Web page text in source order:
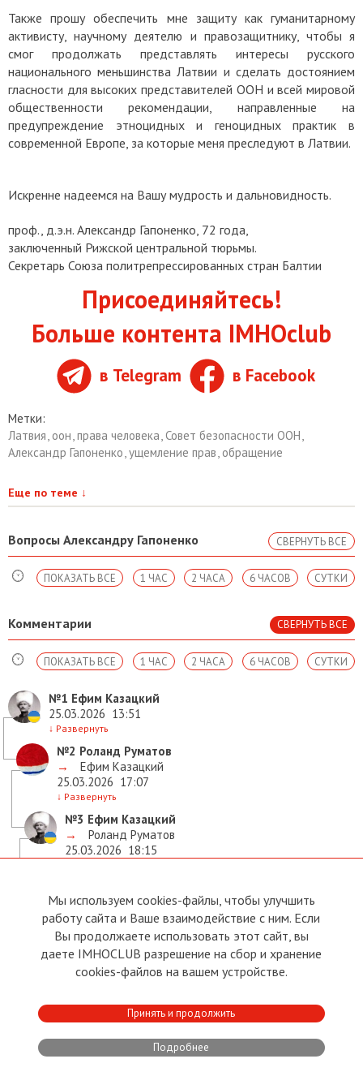
Также прошу обеспечить мне защиту как гуманитарному
активисту, научному деятелю и правозащитнику, чтобы я
смог продолжать представлять интересы русского
национального меньшинства Латвии и сделать достоянием
гласности для высоких представителей ООН и всей мировой
общественности рекомендации, направленные на
предупреждение этноцидных и геноцидных практик в
современной Европе, за которые меня преследуют в Латвии.
Искренне надеемся на Вашу мудрость и дальновидность.
проф., д.э.н. Александр Гапоненко, 72 года,
заключенный Рижской центральной тюрьмы.
Секретарь Союза политрепрессированных стран Балтии
Присоединяйтесь!
Больше контента IMHOclub
в Telegram в Facebook
Метки:
Латвия, оон,права человека,Совет безопасности ООН,
Александр Гапоненко,ущемление прав, обращение
Еще по теме ↓
Вопросы Александру Гапоненко СВЕРНУТЬ ВСЕ
СУТКИ
6 ЧАСОВ
2 ЧАСА
1 ЧАС
ПОКАЗАТЬ ВСЕ
Комментарии СВЕРНУТЬ ВСЕ
СУТКИ
6 ЧАСОВ
2 ЧАСА
1 ЧАС
ПОКАЗАТЬ ВСЕ
№1 Ефим Казацкий
25.03.2026 13:51
↓ Развернуть
№2 Роланд Руматов
→
Ефим Казацкий
25.03.2026 17:07
↓ Развернуть
№3 Ефим Казацкий
→
Роланд Руматов
25.03.2026 18:15
→ Ефим Казацкий,
25.03.2026 18:06
Пропал куда то латышский Иван )))
Это не его тема. Он срабатывает обычно на теме
Поддержать • Нарушение
Ответить
Поддержали: Роланд Руматов, Ярослав Александрович Русаков
Мы используем cookies-файлы, чтобы улучшить
работу сайта и Ваше взаимодействие с ним. Если
Вы продолжаете использовать этот сайт, вы
даете IMHOCLUB разрешение на сбор и хранение
cookies-файлов на вашем устройстве.
Принять и продолжить
Подробнее